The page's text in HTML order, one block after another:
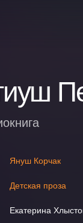
Януш Корчак
Детская проза
Екатерина